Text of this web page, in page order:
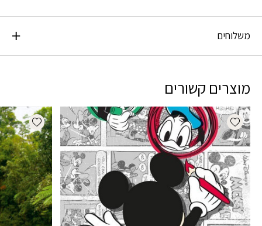
משלוחים
מוצרים קשורים
Add wishlist
wishlist